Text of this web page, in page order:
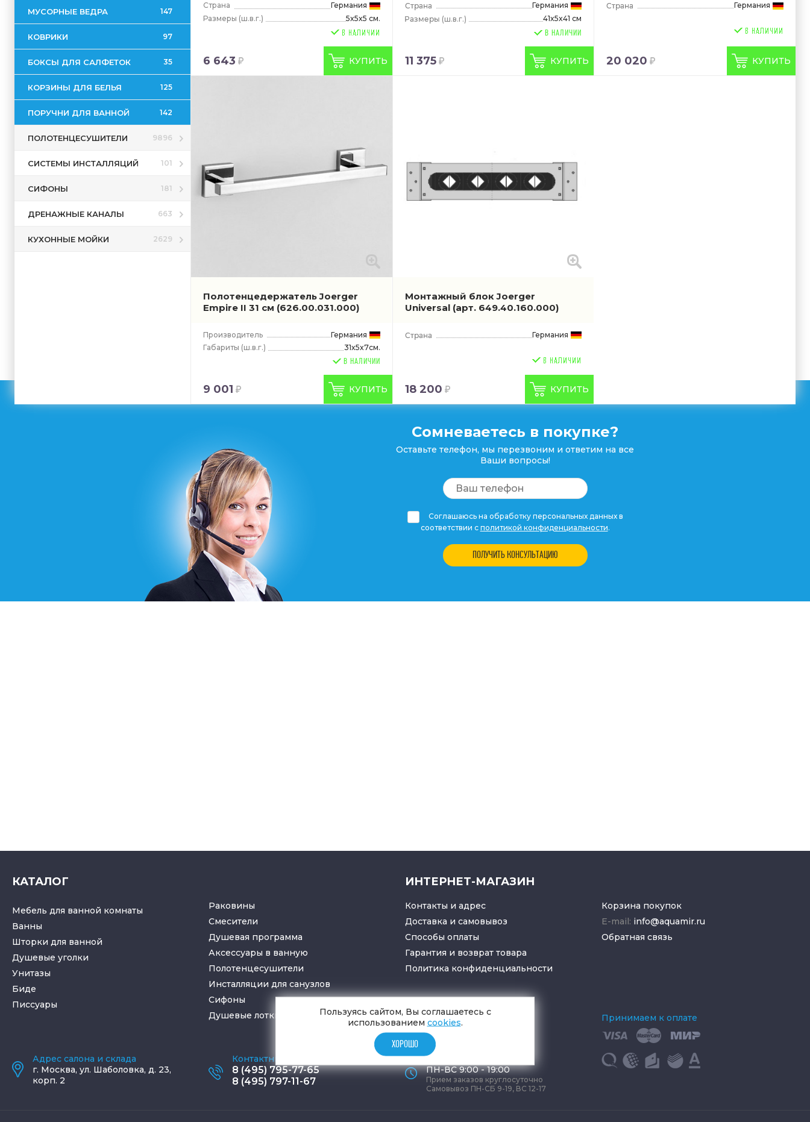
МУСОРНЫЕ ВЕДРА 147
КОВРИКИ 97
БОКСЫ ДЛЯ САЛФЕТОК 35
КОРЗИНЫ ДЛЯ БЕЛЬЯ 125
ПОРУЧНИ ДЛЯ ВАННОЙ 142
ПОЛОТЕНЦЕСУШИТЕЛИ 9896
СИСТЕМЫ ИНСТАЛЛЯЦИЙ 101
СИФОНЫ 181
ДРЕНАЖНЫЕ КАНАЛЫ 663
КУХОННЫЕ МОЙКИ 2629
Страна
Германия
Размеры (ш.в.г.) 5x5x5 см.
6 643 КУПИТЬ
Германия
(ш.в.г.)
41x5x41 см
В НАЛИЧИИ
11 375 КУПИТЬ
Германия
20 020 КУПИТЬ
Полотенцедержатель Joerger
Empire II 31 см (626.00.031.000)
Производитель
Германия
Габариты (ш.в.г.)
31x5x7см.
В НАЛИЧИИ
9 001 КУПИТЬ
Монтажный блок Joerger
Universal (арт. 649.40.160.000)
Германия
18 200 КУПИТЬ
Сомневаетесь в покупке?
Оставьте телефон, мы перезвоним и ответим на все
Ваши вопросы!
Соглашаюсь на обработку персональных данных в
соответствии с политикой конфиденциальности.
ПОЛУЧИТЬ КОНСУЛЬТАЦИЮ
КАТАЛОГ
Мебель для ванной комнаты
Ванны
Шторки для ванной
Душевые уголки
Унитазы
Биде
Писсуары
Раковины
Смесители
Душевая программа
Аксессуары в ванную
Полотенцесушители
Инсталляции для санузлов
Cифоны
Душевые лотки
ИНТЕРНЕТ-МАГАЗИН
Контакты и адрес
Доставка и самовывоз
Способы оплаты
Гарантия и возврат товара
Политика конфиденциальности
Корзина покупок
E-mail: info@aquamir.ru
Обратная связь
Адрес салона и склада
г. Москва, ул. Шаболовка, д. 23,
корп. 2
Контактные телефоны
8 (495) 795-77-65
8 (495) 797-11-67
Время работы офиса
ПН-ВС 9:00 - 19:00
Прием заказов круглосуточно
Самовывоз ПН-СБ 9-19, ВС 12-17
Принимаем к оплате
Пользуясь сайтом, Вы соглашаетесь с
использованием cookies.
ХОРОШО